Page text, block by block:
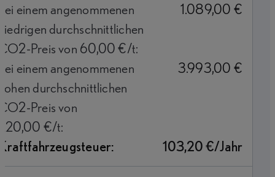
einem angenommenen
durchschnittlichen
Preis von 60,00 €/t:
1.089,00 €
einem angenommenen
durchschnittlichen
Preis von
€/t:
3.993,00 €
103,20 €/Jahr